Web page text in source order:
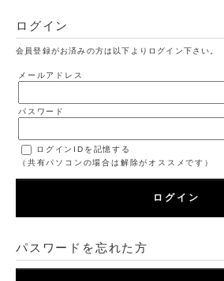
ログイン
会員登録がお済みの方は以下よりログイン下さい。
メールアドレス
パスワード
ログインIDを記憶する
（共有パソコンの場合は解除がオススメです）
ログイン
パスワードを忘れた方